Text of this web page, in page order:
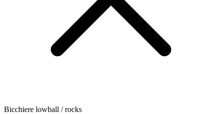
Bicchiere lowball / rocks